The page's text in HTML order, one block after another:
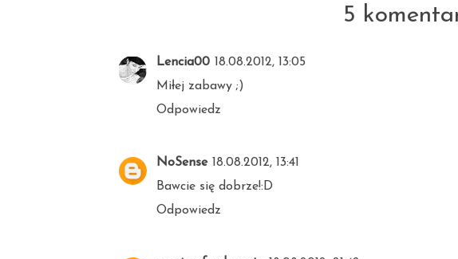
5
Lencia00 18.08.2012, 13:05
Miłej zabawy ;)
Odpowiedz
NoSense 18.08.2012, 13:41
Bawcie się dobrze!:D
Odpowiedz